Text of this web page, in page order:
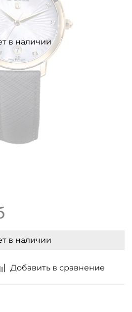
Добавить в сравнение
в наличии
в наличии